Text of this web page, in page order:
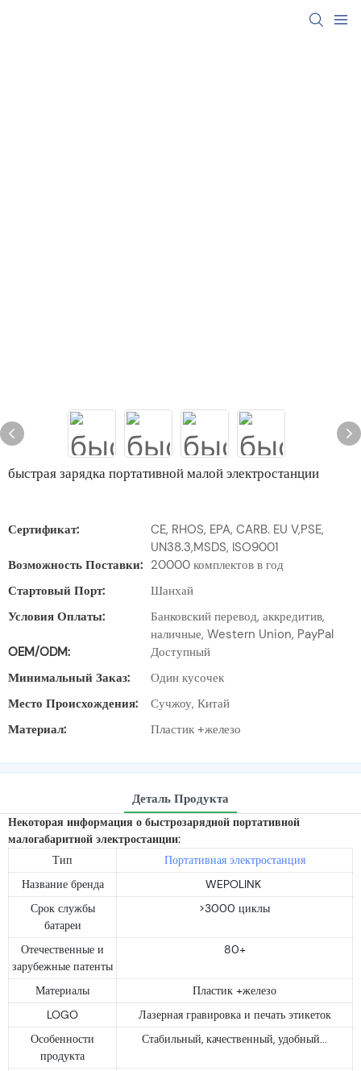
быстрая зарядка портативной малой электростанции
Сертификат:
CE, RHOS, EPA, CARB. EU V,PSE,
UN38.3,MSDS, ISO9001
Возможность Поставки: 20000 комплектов в год
Стартовый Порт:
Шанхай
Условия Оплаты:
Банковский перевод, аккредитив,
наличные, Western Union, PayPal
OEM/ODM:
Доступный
Минимальный Заказ:
Один кусочек
Место Происхождения:
Сучжоу, Китай
Материал:
Пластик +железо
Деталь Продукта
Некоторая информация о быстрозарядной портативной
малогабаритной электростанции:
Тип
Портативная электростанция
Название бренда
WEPOLINK
Срок службы
батареи
>3000 циклы
Отечественные и
зарубежные патенты
80+
Материалы
Пластик +железо
LOGO
Лазерная гравировка и печать этикеток
Особенности
продукта
Стабильный, качественный, удобный...